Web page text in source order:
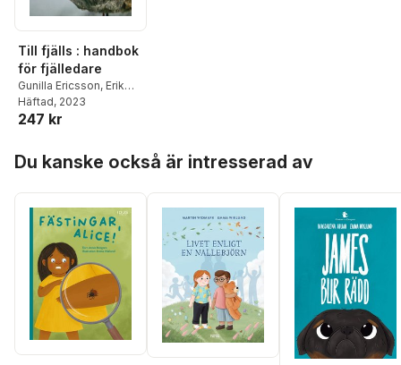
Till fjälls : handbok
för fjälledare
Gunilla Ericsson, Erik
Casselbrant,
Lundhag
Häftad, 2023
247 kr
Du kanske också är intresserad av